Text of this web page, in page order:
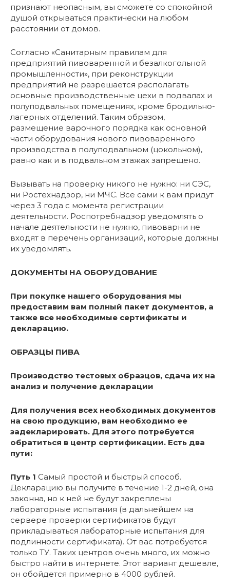
признают неопасным, вы сможете со спокойной
душой открываться практически на любом
расстоянии от домов.
Согласно «Санитарным правилам для
предприятий пивоваренной и безалкогольной
промышленности», при реконструкции
предприятий не разрешается располагать
основные производственные цехи в подвалах и
полуподвальных помещениях, кроме бродильно-
лагерных отделений. Таким образом,
размещение варочного порядка как основной
части оборудования нового пивоваренного
производства в полуподвальном (цокольном),
равно как и в подвальном этажах запрещено.
Вызывать на проверку никого не нужно: ни СЭС,
ни Ростехнадзор, ни МЧС. Все сами к вам придут
через 3 года с момента регистрации
деятельности. Роспотребнадзор уведомлять о
начале деятельности не нужно, пивоварни не
входят в перечень организаций, которые должны
их уведомлять.
ДОКУМЕНТЫ НА ОБОРУДОВАНИЕ
При покупке нашего оборудования мы
предоставим вам полный пакет документов, а
также все необходимые сертификаты и
декларацию.
ОБРАЗЦЫ ПИВА
Производство тестовых образцов, сдача их на
анализ и получение декларации
Для получения всех необходимых документов
на свою продукцию, вам необходимо ее
задекларировать. Для этого потребуется
обратиться в центр сертификации. Есть два
пути:
Путь 1 Самый простой и быстрый способ.
Декларацию вы получите в течение 1-2 дней, она
законна, но к ней не будут закреплены
лабораторные испытания (в дальнейшем на
сервере проверки сертификатов будут
прикладываться лабораторные испытания для
подлинности сертификата). От вас потребуется
только ТУ. Таких центров очень много, их можно
быстро найти в интернете. Этот вариант дешевле,
он обойдется примерно в 4000 рублей.